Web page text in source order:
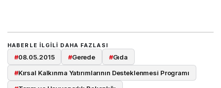
HABERLE ILGILI DAHA FAZLASI
#08.05.2015 #Gerede #Gıda
#Kırsal Kalkınma Yatırımlarının Desteklenmesi Programı